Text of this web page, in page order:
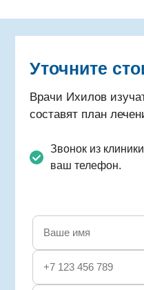
Уточните
Врачи Ихилов
составят план
Звонок из
ваш телефон.